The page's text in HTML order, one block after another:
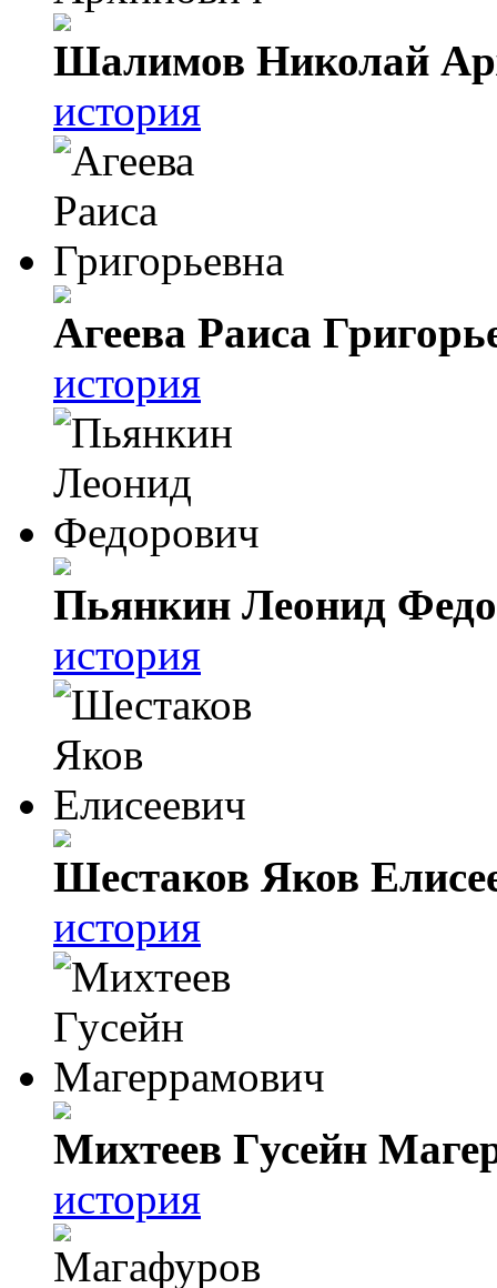
Шалимов Николай
история
Агеева Раиса
история
Пьянкин Леонид
история
Шестаков Яков
история
Михтеев Гусейн
история